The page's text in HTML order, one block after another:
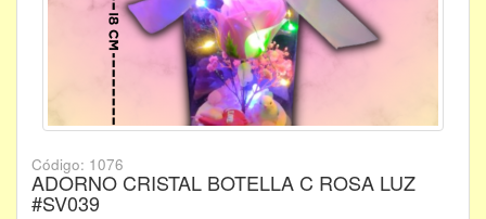
Código: 1076
ADORNO CRISTAL BOTELLA C ROSA LUZ
#SV039